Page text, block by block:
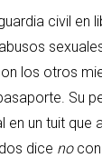
civil
los otros
Su
un tuit que
dice nocon